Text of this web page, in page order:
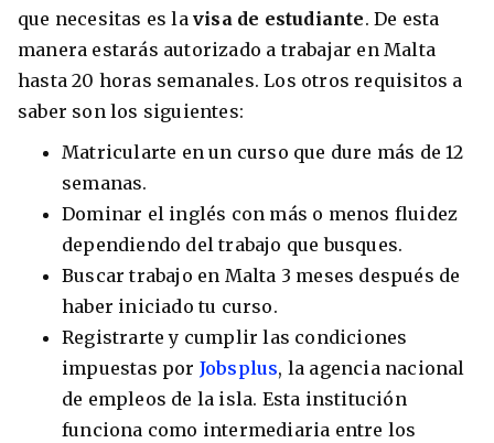
que necesitas es la visa de estudiante. De esta
manera estarás autorizado a trabajar en Malta
hasta 20 horas semanales. Los otros requisitos a
saber son los siguientes:
Matricularte en un curso que dure más de 12
semanas.
Dominar el inglés con más o menos fluidez
dependiendo del trabajo que busques.
Buscar trabajo en Malta 3 meses después de
haber iniciado tu curso.
Registrarte y cumplir las condiciones
impuestas por Jobsplus, la agencia nacional
de empleos de la isla. Esta institución
funciona como intermediaria entre los